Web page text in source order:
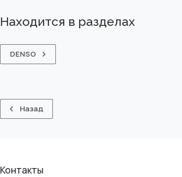
Находится в разделах
DENSO
Назад
Контакты